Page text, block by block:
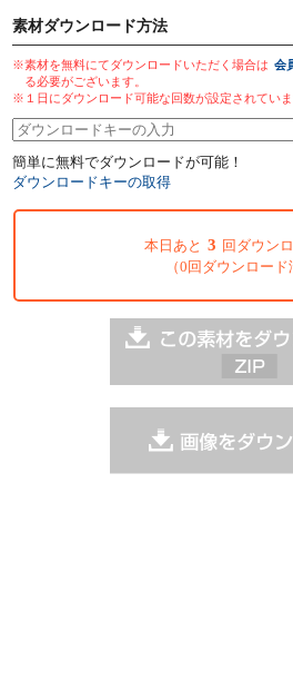
素材ダウンロード方法
※素材を無料にてダウンロードいただく場合は 会
る必要がございます。
※１日にダウンロード可能な回数が設定されていま
簡単に無料でダウンロードが可能！
ダウンロードキーの取得
本日あと 3 回ダウン
（0回ダウンロード